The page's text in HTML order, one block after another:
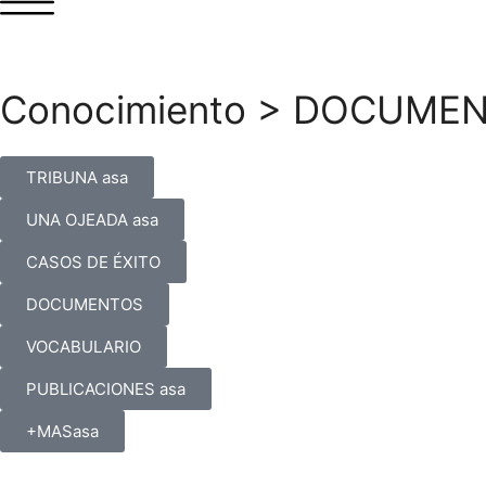
Conocimiento >
TRIBUNA asa
UNA OJEADA asa
CASOS DE ÉXITO
DOCUMENTOS
VOCABULARIO
PUBLICACIONES asa
+MASasa